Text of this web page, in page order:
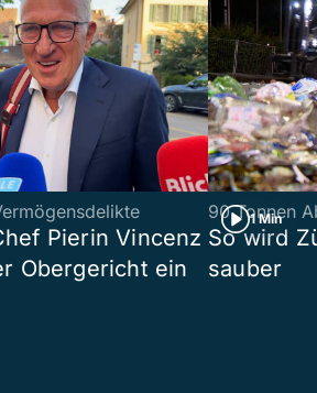
Pierin Vincenz
Obergericht ein
1 Min
90 Tonnen
So wird
sauber